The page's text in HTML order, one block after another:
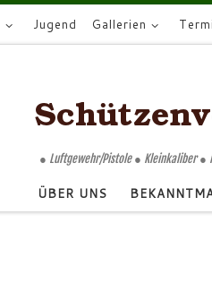
Jugend Gallerien
● Luftgewehr/Pistole ● Kleinkaliber
ÜBER UNS